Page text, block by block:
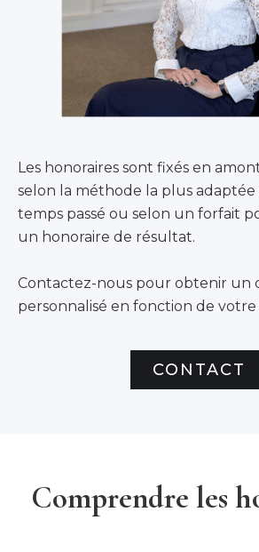
Les honoraires sont fixés en
selon la méthode la plus adaptée
temps passé ou selon un forfait
un honoraire de résultat.
Contactez-nous pour obtenir un
personnalisé en fonction de votre
CONTACT
Comprendre les